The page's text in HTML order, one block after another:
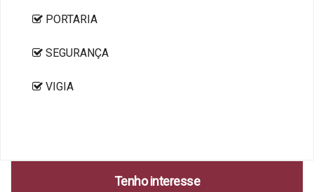
PORTARIA
SEGURANÇA
VIGIA
Tenho interesse